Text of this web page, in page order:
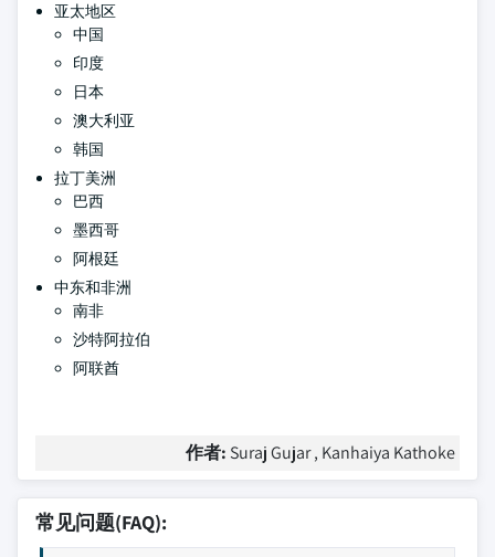
亚太地区
中国
印度
日本
澳大利亚
韩国
拉丁美洲
巴西
墨西哥
阿根廷
中东和非洲
南非
沙特阿拉伯
阿联酋
作者: Suraj Gujar , Kanhaiya Kathoke
常见问题(FAQ):